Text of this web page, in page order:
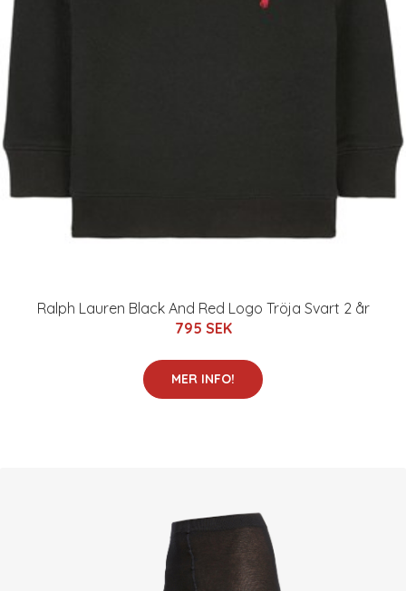
Ralph Lauren Black And Red Logo Tröja Svart 2 år
795 SEK
MER INFO!